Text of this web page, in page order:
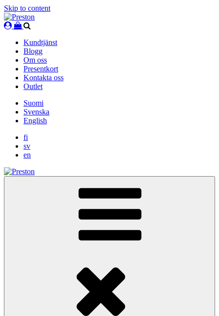
Skip to content
Kundtjänst
Blogg
Om oss
Presentkort
Kontakta oss
Outlet
Suomi
Svenska
English
fi
sv
en